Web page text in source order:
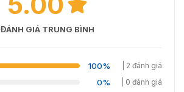
ĐÁNH GIÁ TRUNG BÌNH
100% | 2 đánh giá
0% | 0 đánh giá